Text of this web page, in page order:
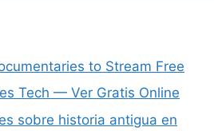
to Stream Free
Tech — Ver Gratis Online
sobre historia antigua en